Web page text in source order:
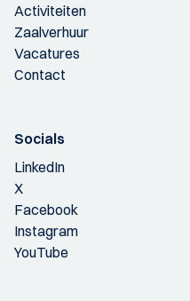
Activiteiten
Zaalverhuur
Vacatures
Contact
Socials
LinkedIn
X
Facebook
Instagram
YouTube